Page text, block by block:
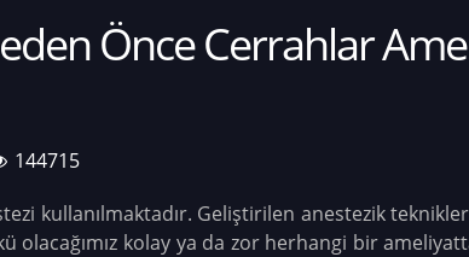
Önce Cerrahlar
144715
kullanılmaktadır. Geliştirilen anestezik
olacağımız kolay ya da zor herhangi bir